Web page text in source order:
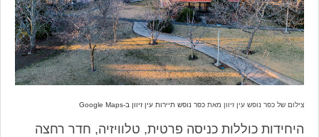
צילום של כפר נופש עין זיוון מאת כפר נופש תיירות עין זיוון ב-Google Maps
היחידות כוללות כניסה פרטית, טלוויזיה, חדר רחצה